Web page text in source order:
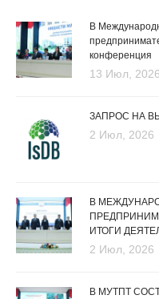
В
конференция
13 Июл, 2026
ЗАПРОС НА
2 Июл, 2026
В
ИТОГИ
2 Июл, 2026
В МУТПТ